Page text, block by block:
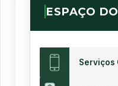
ESPAÇO
Serviços